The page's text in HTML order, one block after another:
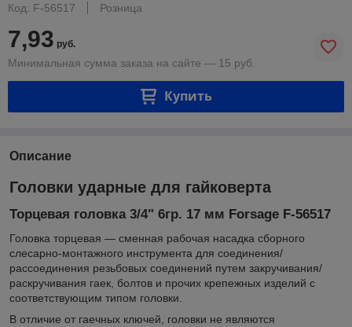
Код: F-56517
Розница
7,93 руб.
Минимальная сумма заказа на сайте — 15 руб.
Купить
Описание
Головки ударные для гайковерта
Торцевая головка 3/4" 6гр. 17 мм Forsage F-56517
Головка торцевая — сменная рабочая насадка сборного
слесарно-монтажного инструмента для соединения/
рассоединения резьбовых соединений путем закручивания/
раскручивания гаек, болтов и прочих крепежных изделий с
соответствующим типом головки.
В отличие от гаечных ключей, головки не являются